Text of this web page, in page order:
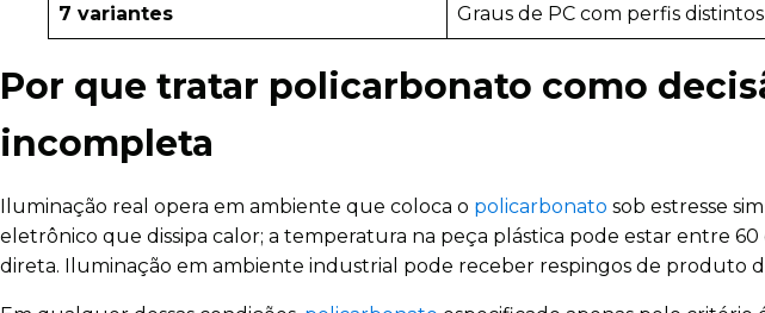
7 variantes Graus de PC com perfis
Por que tratar policarbonato como
incompleta
Iluminação real opera em ambiente que coloca o policarbonato sob estresse
eletrônico que dissipa calor; a temperatura na peça plástica pode estar entre
direta. Iluminação em ambiente industrial pode receber respingos de produto